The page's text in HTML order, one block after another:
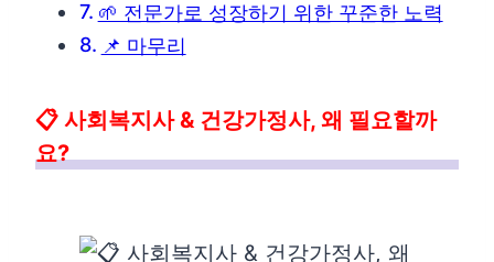
🌱 전문가로 성장하기 위한 꾸준한 노력
📌 마무리
📋 사회복지사 & 건강가정사, 왜 필요할까
요?